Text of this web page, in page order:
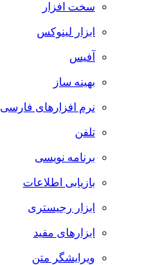
سخت افزار
ابزار لینوکس
آفیس
بهینه ساز
نرم افزارهای فارسی
تلفن
برنامه نویسی
بازیابی اطلاعات
ابزار رجیستری
ابزارهای مفید
ویرایشگر متن